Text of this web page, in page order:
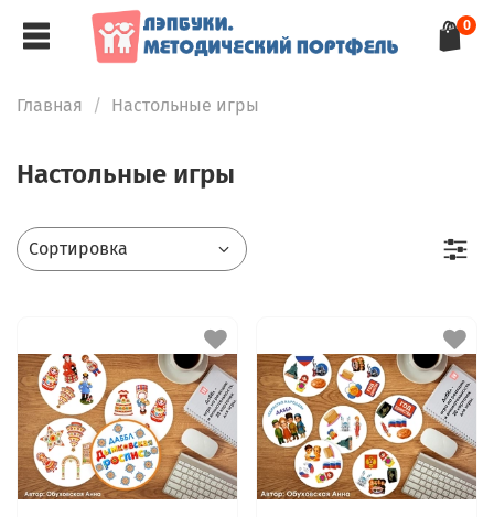
0
Главная Настольные игры
Настольные игры